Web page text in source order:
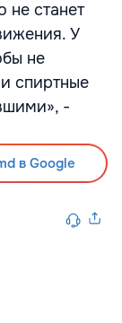
не станет
У
не
спиртные
-
в Google